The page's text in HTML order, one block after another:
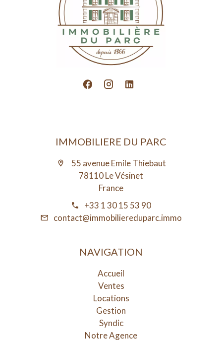
IMMOBILIERE DU PARC
55 avenue Emile Thiebaut
78110 Le Vésinet
France
+33 1 30 15 53 90
contact@immobiliereduparc.immo
NAVIGATION
Accueil
Ventes
Locations
Gestion
Syndic
Notre Agence